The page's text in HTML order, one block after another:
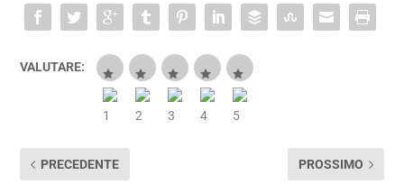
VALUTARE:
PRECEDENTE PROSSIMO